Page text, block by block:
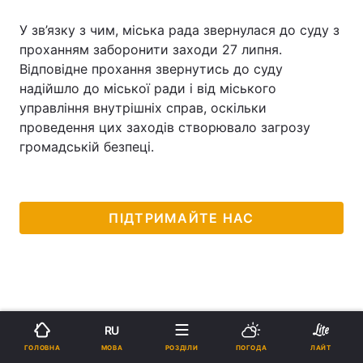
У зв’язку з чим, міська рада звернулася до суду з
проханням заборонити заходи 27 липня.
Відповідне прохання звернутись до суду
надійшло до міської ради і від міського
управління внутрішніх справ, оскільки
проведення цих заходів створювало загрозу
громадській безпеці.
ПІДТРИМАЙТЕ НАС
ГОЛОВНА
RU
МОВА РОЗДІЛИ ПОГОДА ЛАЙТ